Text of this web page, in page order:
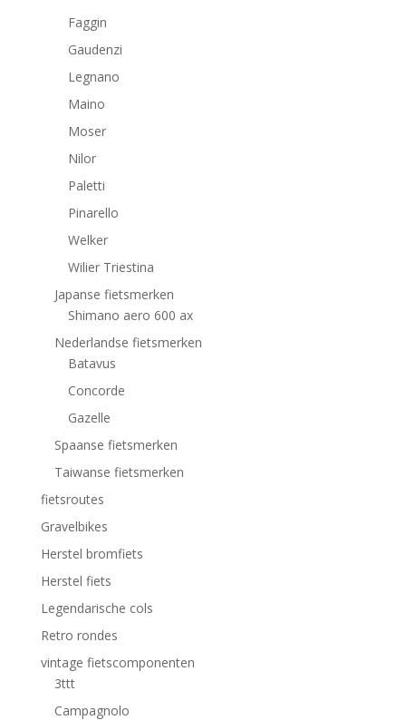
Faggin
Gaudenzi
Legnano
Maino
Moser
Nilor
Paletti
Pinarello
Welker
Wilier Triestina
Japanse fietsmerken
Shimano aero 600 ax
Nederlandse fietsmerken
Batavus
Concorde
Gazelle
Spaanse fietsmerken
Taiwanse fietsmerken
fietsroutes
Gravelbikes
Herstel bromfiets
Herstel fiets
Legendarische cols
Retro rondes
vintage fietscomponenten
3ttt
Campagnolo